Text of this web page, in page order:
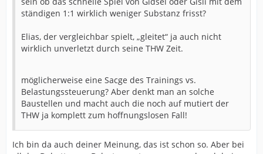
ständigen 1:1 wirklich weniger Substanz frisst?
Elias, der vergleichbar spielt, „gleitet“ ja auch nicht
wirklich unverletzt durch seine THW Zeit.
möglicherweise eine Sacge des Trainings vs.
Belastungssteuerung? Aber denkt man an solche
Baustellen und macht auch die noch auf mutiert der
THW ja komplett zum hoffnungslosen Fall!
Ich bin da auch deiner Meinung, das ist schon so. Aber bei